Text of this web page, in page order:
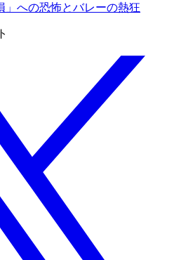
」への恐怖とバレーの熱狂